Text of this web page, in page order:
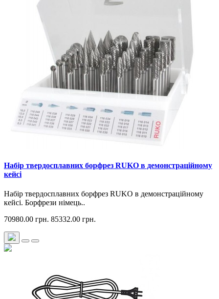
Набір твердосплавних борфрез RUKO в демонстраційному
кейсі
Набір твердосплавних борфрез RUKO в демонстраційному
кейсі. Борфрези німець..
70980.00 грн. 85332.00 грн.